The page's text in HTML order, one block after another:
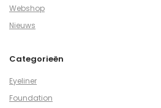
Webshop
Nieuws
Categorieën
Eyeliner
Foundation